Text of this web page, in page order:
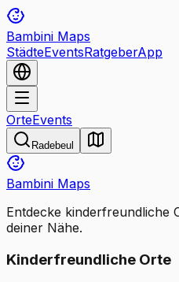
Bambini Maps
StädteEventsRatgeberApp
OrteEvents
Radebeul
Bambini Maps
Entdecke kinderfreundliche
deiner Nähe.
Kinderfreundliche Orte